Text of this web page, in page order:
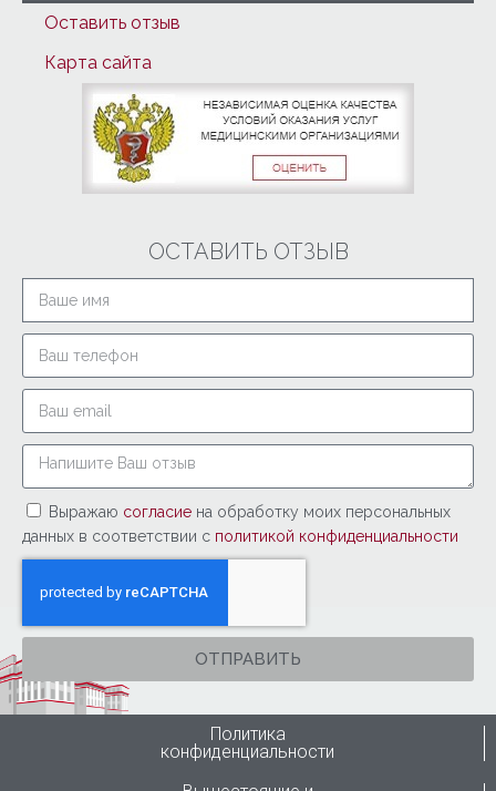
Оставить отзыв
Карта сайта
ОСТАВИТЬ ОТЗЫВ
Выражаю согласие на обработку моих персональных
данных в соответствии с политикой конфиденциальности
ОТПРАВИТЬ
Политика
конфиденциальности